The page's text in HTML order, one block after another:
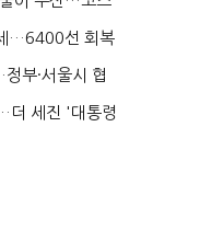
…6400선 회복
부·서울시 협
더 세진 '대통령